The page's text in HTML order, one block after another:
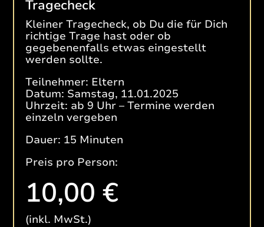
Tragecheck
Kleiner Tragecheck, ob Du die für Dich
richtige Trage hast oder ob
gegebenenfalls etwas eingestellt
werden sollte.
Teilnehmer: Eltern
Datum: Samstag, 11.01.2025
Uhrzeit: ab 9 Uhr – Termine werden
einzeln vergeben
Dauer: 15 Minuten
Preis pro Person:
10,00 €
(inkl. MwSt.)